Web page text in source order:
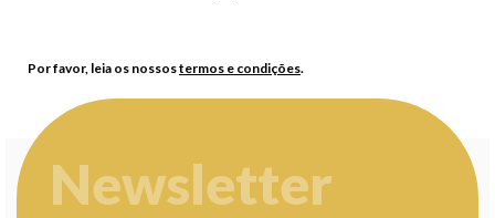
Por favor, leia os nossostermos e condições.
Newsletter